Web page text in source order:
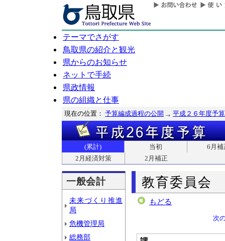
テーマでさがす
鳥取県の紹介と観光
県からのお知らせ
ネットで手続
県政情報
県の組織と仕事
現在の位置： 予算編成過程の公開 平成２６年度予算
(累計) 当初
6月補
2月経済対策
2月補正
一般会計
未来づくり推進
局
危機管理局
総務部
教育委員会
もどる
次